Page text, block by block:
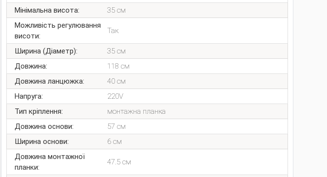
Мінімальна висота:
35 см
Можливість регулювання
висоти:
Так
Ширина (Діаметр):
35 см
Довжина:
118 см
Довжина ланцюжка:
40 см
Напруга:
220V
Тип кріплення:
монтажна планка
Довжина основи:
57 см
Ширина основи:
6 см
Довжина монтажної
планки:
47.5 см